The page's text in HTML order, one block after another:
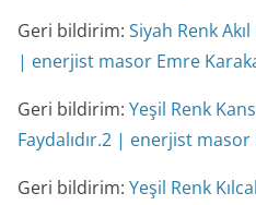
Geri bildirim: Siyah Renk
| enerjist masor Emre
Geri bildirim: Yeşil Renk
Faydalıdır.2 | enerjist
Geri bildirim: Yeşil Renk